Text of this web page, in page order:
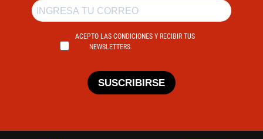
ACEPTO LAS CONDICIONES Y RECIBIR TUS
NEWSLETTERS.
SUSCRIBIRSE